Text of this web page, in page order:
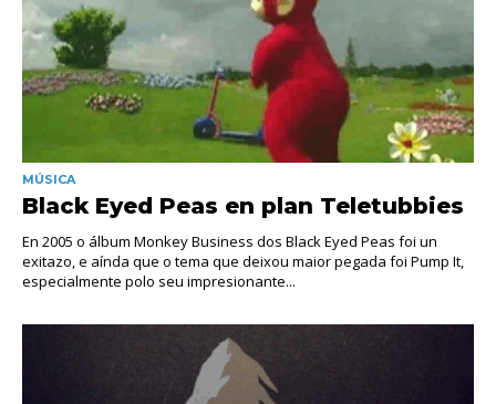
MÚSICA
Black Eyed Peas en plan Teletubbies
En 2005 o álbum Monkey Business dos Black Eyed Peas foi un
exitazo, e aínda que o tema que deixou maior pegada foi Pump It,
especialmente polo seu impresionante...